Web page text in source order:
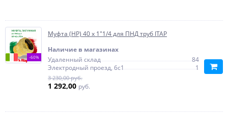
-60%
Муфта (НР) 40 х 1"1/4 для ПНД труб ITAP
Наличие в магазинах
Удаленный склад
84
Электродный проезд, 6с1
1
3 230,00 руб.
1 292,00 руб.